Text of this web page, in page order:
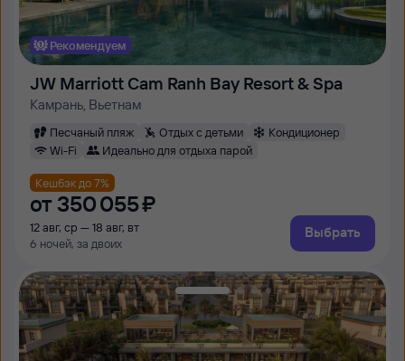
Рекомендуем
JW Marriott Cam Ranh Bay Resort & Spa
Камрань, Вьетнам
Песчаный пляж Отдых с детьми
Кондиционер
Wi-Fi
Идеально для отдыха парой
Кешбэк до 7%
от 350 ⁠055 ⁠₽
12 авг, ср — 18 авг, вт
6 ночей, за двоих
Выбрать